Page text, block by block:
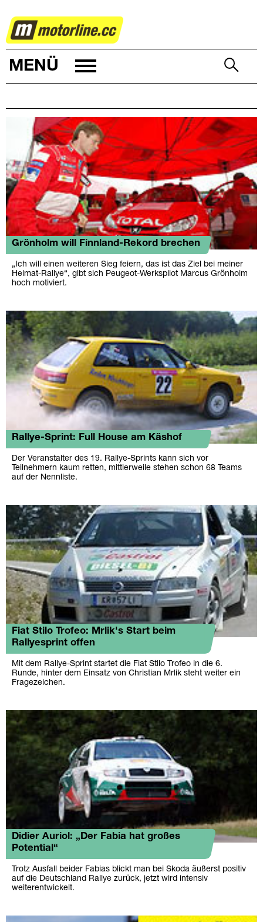
RALLYE
MENÜ
Grönholm will Finnland-Rekord brechen
„Ich will einen weiteren Sieg feiern, das ist das Ziel bei meiner
Heimat-Rallye“, gibt sich Peugeot-Werkspilot Marcus Grönholm
hoch motiviert.
Rallye-Sprint: Full House am Käshof
Der Veranstalter des 19. Rallye-Sprints kann sich vor
Teilnehmern kaum retten, mittlerweile stehen schon 68 Teams
auf der Nennliste.
Fiat Stilo Trofeo: Mrlik's Start beim
Rallyesprint offen
Mit dem Rallye-Sprint startet die Fiat Stilo Trofeo in die 6.
Runde, hinter dem Einsatz von Christian Mrlik steht weiter ein
Fragezeichen.
Didier Auriol: „Der Fabia hat großes
Potential“
Trotz Ausfall beider Fabias blickt man bei Skoda äußerst positiv
auf die Deutschland Rallye zurück, jetzt wird intensiv
weiterentwickelt.